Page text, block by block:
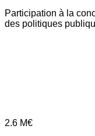
Participation à la
des politiques
2.6 M€